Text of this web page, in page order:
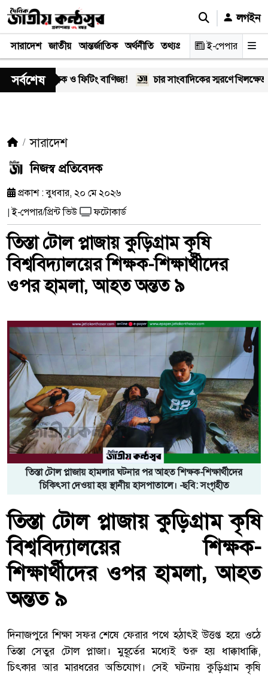
লগইন
সারাদেশ জাতীয় আন্তর্জাতিক অর্থনীতি তথ্যপ্রযুক্তি স্বাস্থ্য আইন-
ই-পেপার
সর্বশেষ
মাদক ও ফিটিং বাণিজ্য! চার সাংবাদিকের স্মরণে খিলক্ষেত প্রেস
সারাদেশ
নিজস্ব প্রতিবেদক
প্রকাশ : বুধবার, ২০ মে ২০২৬
| ই-পেপার/প্রিন্ট ভিউ ফটোকার্ড
তিস্তা টোল প্লাজায় কুড়িগ্রাম কৃষি
বিশ্ববিদ্যালয়ের শিক্ষক-শিক্ষার্থীদের
ওপর হামলা, আহত অন্তত ৯
তিস্তা টোল প্লাজায় হামলার ঘটনার পর আহত শিক্ষক-শিক্ষার্থীদের
চিকিৎসা দেওয়া হয় স্থানীয় হাসপাতালে। -ছবি: সংগৃহীত
তিস্তা টোল প্লাজায় কুড়িগ্রাম কৃষি
বিশ্ববিদ্যালয়ের শিক্ষক-
শিক্ষার্থীদের ওপর হামলা, আহত
অন্তত ৯
দিনাজপুরে শিক্ষা সফর শেষে ফেরার পথে হঠাৎই উত্তপ্ত হয়ে ওঠে
তিস্তা সেতুর টোল প্লাজা। মুহূর্তের মধ্যেই শুরু হয় ধাক্কাধাক্কি,
চিৎকার আর মারধরের অভিযোগ। সেই ঘটনায় কুড়িগ্রাম কৃষি